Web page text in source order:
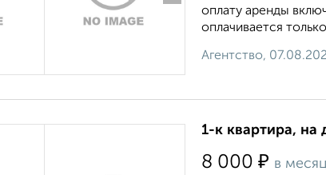
оплату аренды
оплачивается
Агентство,
1-к квартира, на
8 000 ₽ в